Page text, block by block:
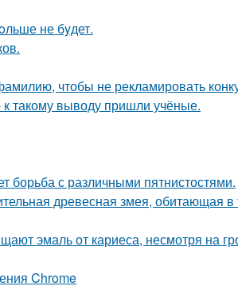
не бyдет.
чтобы не рекламировать
такому выводу пришли учёные.
борьба с различными пятнистостями.
древесная змея, обитающая в
эмаль от кариеса, несмотря на
Chrome